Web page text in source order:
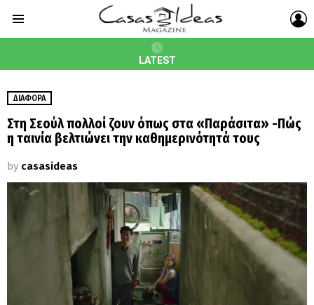
LATEST
ΔΙΆΦΟΡΑ
Στη Σεούλ πολλοί ζουν όπως στα «Παράσιτα» -Πώς
η ταινία βελτιώνει την καθημερινότητά τους
by casasideas